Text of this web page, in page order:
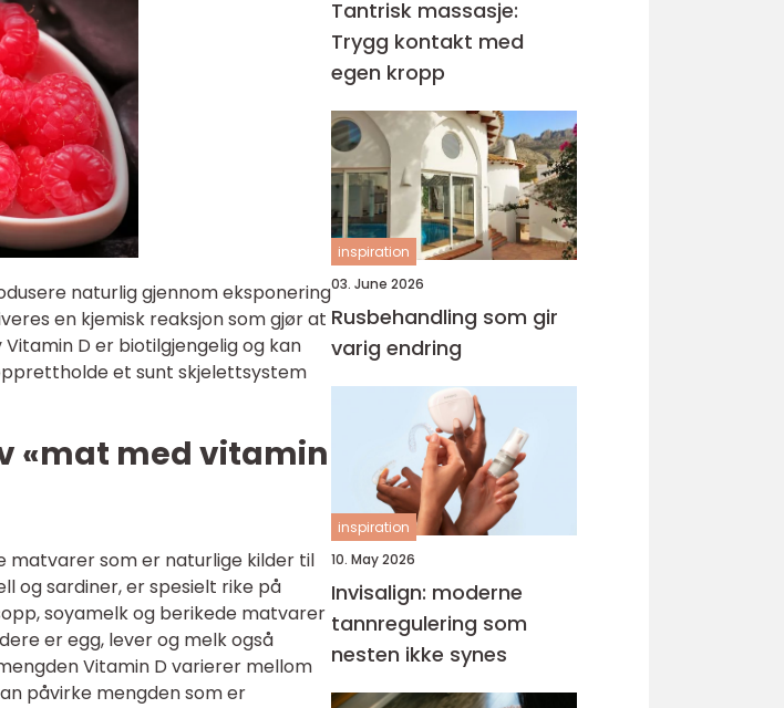
naturlig gjennom eksponering
en kjemisk reaksjon som gjør at
D er biotilgjengelig og kan
et sunt skjelettsystem
«mat med vitamin
matvarer som er naturlige kilder til
og sardiner, er spesielt rike på
soyamelk og berikede matvarer
er egg, lever og melk også
Vitamin D varierer mellom
påvirke mengden som er
Tantrisk massasje:
Trygg kontakt med
egen kropp
inspiration
03. June 2026
Rusbehandling som gir
varig endring
inspiration
10. May 2026
Invisalign: moderne
tannregulering som
nesten ikke synes